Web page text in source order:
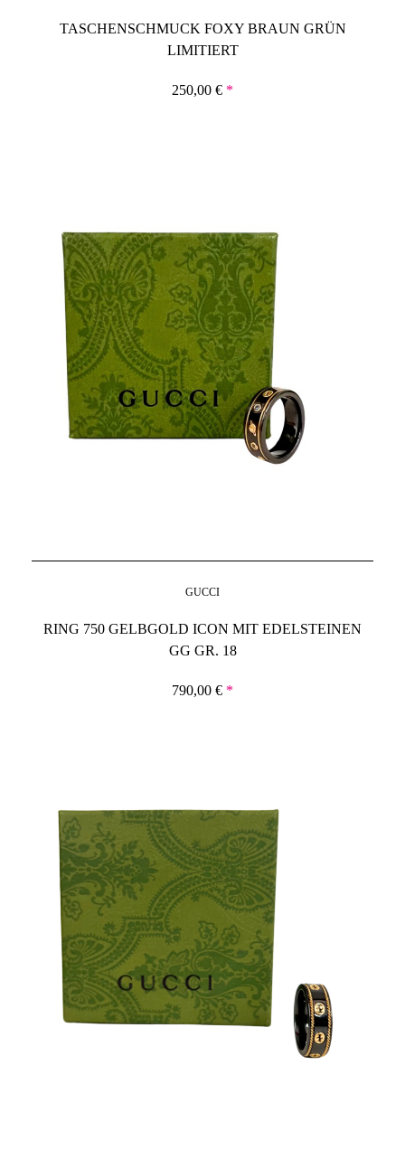
TASCHENSCHMUCK FOXY BRAUN GRÜN
LIMITIERT
250,00 € *
GUCCI
RING 750 GELBGOLD ICON MIT EDELSTEINEN
GG GR. 18
790,00 € *